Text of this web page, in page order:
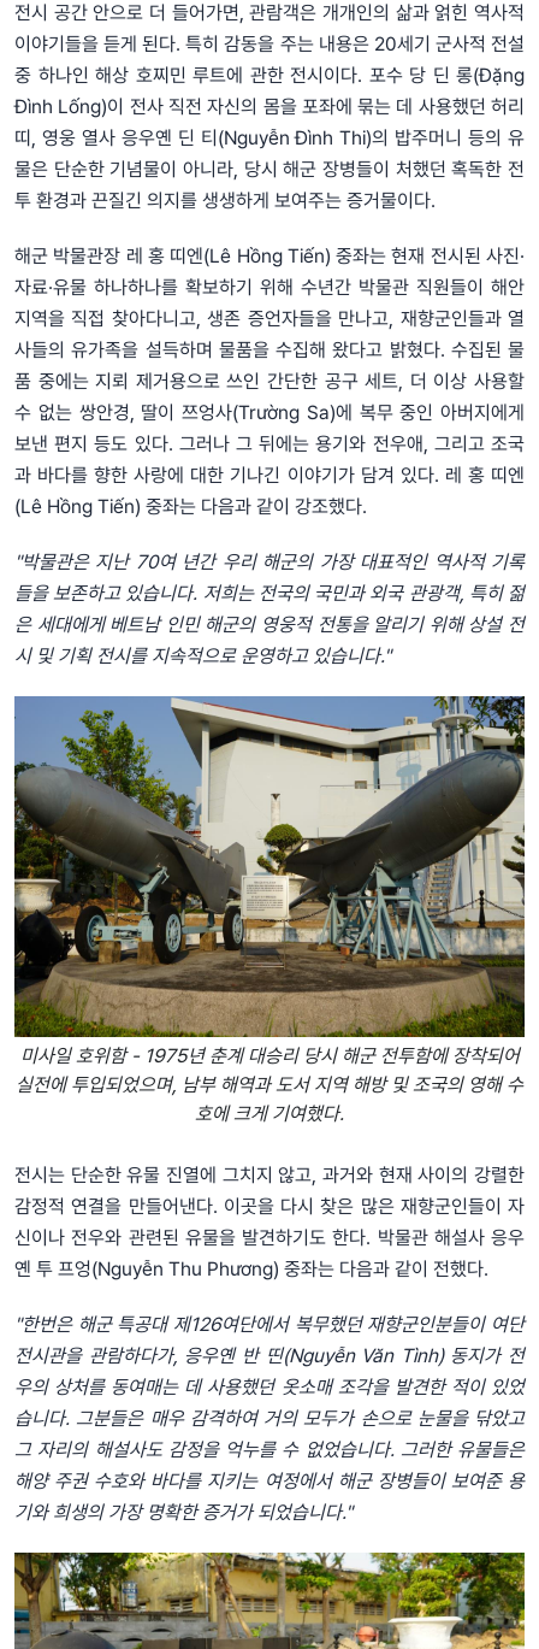
전시 공간 안으로 더 들어가면, 관람객은 개개인의 삶과 얽힌 역사적
이야기들을 듣게 된다. 특히 감동을 주는 내용은 20세기 군사적 전설
중 하나인 해상 호찌민 루트에 관한 전시이다. 포수 당 딘 롱(Đặng
Đình Lống)이 전사 직전 자신의 몸을 포좌에 묶는 데 사용했던 허리
띠, 영웅 열사 응우옌 딘 티(Nguyễn Đình Thi)의 밥주머니 등의 유
물은 단순한 기념물이 아니라, 당시 해군 장병들이 처했던 혹독한 전
투 환경과 끈질긴 의지를 생생하게 보여주는 증거물이다.
해군 박물관장 레 홍 띠엔(Lê Hồng Tiến) 중좌는 현재 전시된 사진·
자료·유물 하나하나를 확보하기 위해 수년간 박물관 직원들이 해안
지역을 직접 찾아다니고, 생존 증언자들을 만나고, 재향군인들과 열
사들의 유가족을 설득하며 물품을 수집해 왔다고 밝혔다. 수집된 물
품 중에는 지뢰 제거용으로 쓰인 간단한 공구 세트, 더 이상 사용할
수 없는 쌍안경, 딸이 쯔엉사(Trường Sa)에 복무 중인 아버지에게
보낸 편지 등도 있다. 그러나 그 뒤에는 용기와 전우애, 그리고 조국
과 바다를 향한 사랑에 대한 기나긴 이야기가 담겨 있다. 레 홍 띠엔
(Lê Hồng Tiến) 중좌는 다음과 같이 강조했다.
"박물관은 지난 70여 년간 우리 해군의 가장 대표적인 역사적 기록
들을 보존하고 있습니다. 저희는 전국의 국민과 외국 관광객, 특히 젊
은 세대에게 베트남 인민 해군의 영웅적 전통을 알리기 위해 상설 전
시 및 기획 전시를 지속적으로 운영하고 있습니다."
미사일 호위함 - 1975년 춘계 대승리 당시 해군 전투함에 장착되어
실전에 투입되었으며, 남부 해역과 도서 지역 해방 및 조국의 영해 수
호에 크게 기여했다.
전시는 단순한 유물 진열에 그치지 않고, 과거와 현재 사이의 강렬한
감정적 연결을 만들어낸다. 이곳을 다시 찾은 많은 재향군인들이 자
신이나 전우와 관련된 유물을 발견하기도 한다. 박물관 해설사 응우
옌 투 프엉(Nguyễn Thu Phương) 중좌는 다음과 같이 전했다.
"한번은 해군 특공대 제126여단에서 복무했던 재향군인분들이 여단
전시관을 관람하다가, 응우옌 반 띤(Nguyễn Văn Tình) 동지가 전
우의 상처를 동여매는 데 사용했던 옷소매 조각을 발견한 적이 있었
습니다. 그분들은 매우 감격하여 거의 모두가 손으로 눈물을 닦았고
그 자리의 해설사도 감정을 억누를 수 없었습니다. 그러한 유물들은
해양 주권 수호와 바다를 지키는 여정에서 해군 장병들이 보여준 용
기와 희생의 가장 명확한 증거가 되었습니다."